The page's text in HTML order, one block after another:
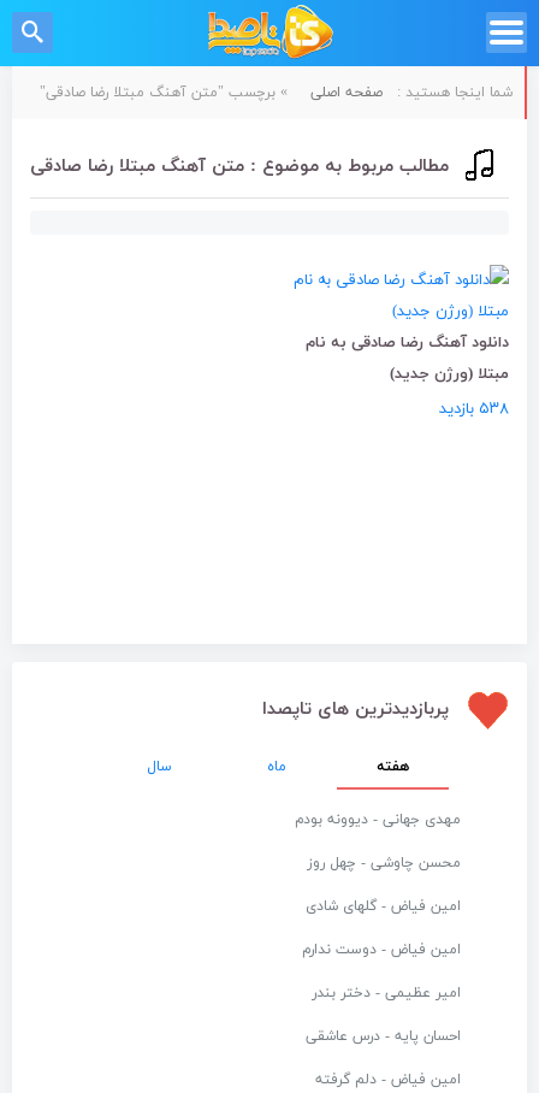
شما اینجا هستید : صفحه اصلی » برچسب "متن آهنگ مبتلا رضا صادقی"
مطالب مربوط به موضوع : متن آهنگ مبتلا رضا صادقی
دانلود آهنگ رضا صادقی به نام
مبتلا (ورژن جدید)
۵۳۸ بازدید
پربازدیدترین های تاپصدا
هفته ماه سال
مهدی جهانی - دیوونه بودم
محسن چاوشی - چهل روز
امین فیاض - گلهای شادی
امین فیاض - دوست ندارم
امیر عظیمی - دختر بندر
احسان پایه - درس عاشقی
امین فیاض - دلم گرفته